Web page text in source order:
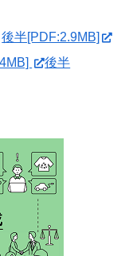
後半[PDF:2.9MB]
後半